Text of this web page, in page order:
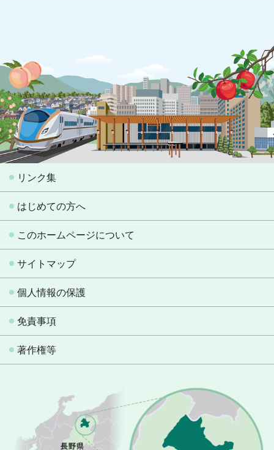
リンク集
はじめての方へ
このホームページについて
サイトマップ
個人情報の保護
免責事項
著作権等